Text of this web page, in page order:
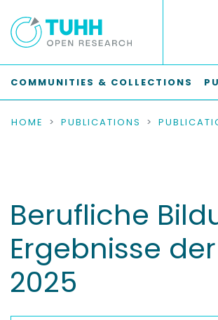
COMMUNITIES & COLLECTIONS
HOME PUBLICATIONS
Berufliche
Ergebnisse
2025